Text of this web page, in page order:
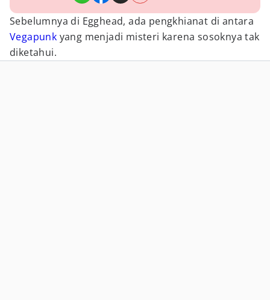
Sebelumnya di Egghead, ada pengkhianat di antara
Vegapunk yang menjadi misteri karena sosoknya tak
diketahui.